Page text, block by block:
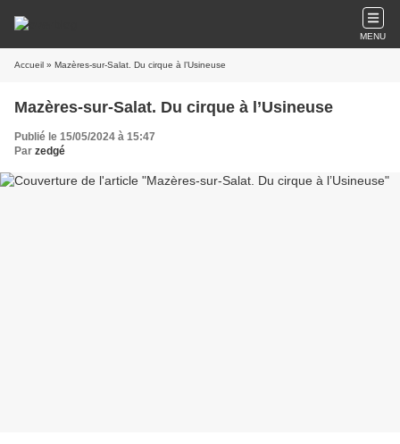
MENU
Accueil » Mazères-sur-Salat. Du cirque à l’Usineuse
Mazères-sur-Salat. Du cirque à l’Usineuse
Publié le 15/05/2024 à 15:47
Par zedgé